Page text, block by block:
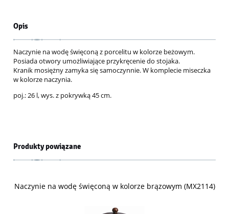
Opis
Naczynie na wodę święconą z porcelitu w kolorze beżowym.
Posiada otwory umożliwiające przykręcenie do stojaka.
Kranik mosiężny zamyka się samoczynnie. W komplecie miseczka
w kolorze naczynia.
poj.: 26 l, wys. z pokrywką 45 cm.
Produkty powiązane
Naczynie na wodę święconą w kolorze brązowym (MX2114)